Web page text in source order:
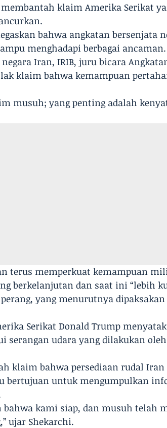
membantah klaim Amerika Serikat
bahwa angkatan bersenjata
menghadapi berbagai ancaman.
Iran, IRIB, juru bicara
klaim bahwa kemampuan
musuh; yang penting adalah
terus memperkuat kemampuan
berkelanjutan dan saat ini “lebih
yang menurutnya
Serikat Donald Trump
serangan udara yang dilakukan
klaim bahwa persediaan rudal
bertujuan untuk mengumpulkan
bahwa kami siap, dan musuh telah
ujar Shekarchi.